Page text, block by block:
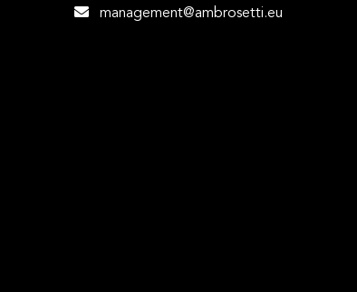
management@ambrosetti.eu